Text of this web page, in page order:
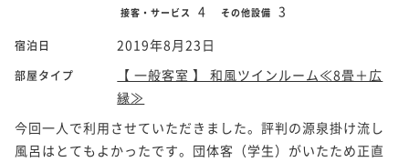
接客・サービス 4 その他設備 3
宿泊日 2019年8月23日
部屋タイプ
【 一般客室 】 和風ツインルーム≪8畳＋広
縁≫
今回一人で利用させていただきました。評判の源泉掛け流し
風呂はとてもよかったです。団体客（学生）がいたため正直